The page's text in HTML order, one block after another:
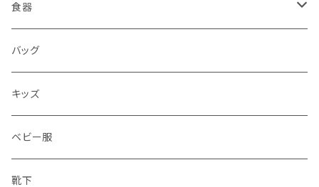
食器
水筒
水筒
バッグ
キッズ
ベビー服
靴下